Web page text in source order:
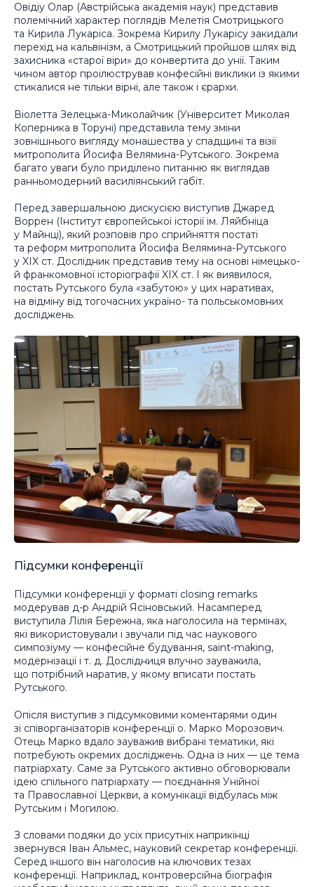
Овідіу Олар (Австрійська академія наук) представив
полемічний характер поглядів Мелетія Смотрицького
та Кирила Лукаріса. Зокрема Кирилу Лукарісу закидали
перехід на кальвінізм, а Смотрицький пройшов шлях від
захисника «старої віри» до конвертита до унії. Таким
чином автор проілюстрував конфесійні виклики із якими
стикалися не тільки вірні, але також і єрархи.
Віолетта Зелецька-Миколайчик (Університет Миколая
Коперника в Торуні) представила тему зміни
зовнішнього вигляду монашества у спадщині та візії
митрополита Йосифа Велямина-Рутського. Зокрема
багато уваги було приділено питанню як виглядав
ранньомодерний василіянський габіт.
Перед завершальною дискусією виступив Джаред
Воррен (Інститут європейської історії ім. Ляйбніца
у Майнці), який розповів про сприйняття постаті
та реформ митрополита Йосифа Велямина-Рутського
у XIX ст. Дослідник представив тему на основі німецько-
й франкомовної історіографії XIX ст. І як виявилося,
постать Рутського була «забутою» у цих наративах,
на відміну від тогочасних україно- та польськомовних
досліджень.
Підсумки конференції
Підсумки конференції у форматі closing remarks
модерував д-р Андрій Ясіновський. Насамперед
виступила Лілія Бережна, яка наголосила на термінах,
які використовували і звучали під час наукового
симпозіуму — конфесійне будування, saint-making,
модернізації і т. д. Дослідниця влучно зауважила,
що потрібний наратив, у якому вписати постать
Рутського.
Опісля виступив з підсумковими коментарями один
зі співорганізаторів конференції о. Марко Морозович.
Отець Марко вдало зауважив вибрані тематики, які
потребують окремих досліджень. Одна із них — це тема
патріархату. Саме за Рутського активно обговорювали
ідею спільного патріархату — поєднання Унійної
та Православної Церкви, а комунікації відбулась між
Рутським і Могилою.
З словами подяки до усіх присутніх наприкінці
звернувся Іван Альмес, науковий секретар конференції.
Серед іншого він наголосив на ключових тезах
конференції. Наприклад, контроверсійна біографія